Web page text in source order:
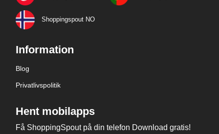
Shoppingspout NO
Information
Blog
Privatlivspolitik
Hent mobilapps
Få ShoppingSpout på din telefon Download gratis!